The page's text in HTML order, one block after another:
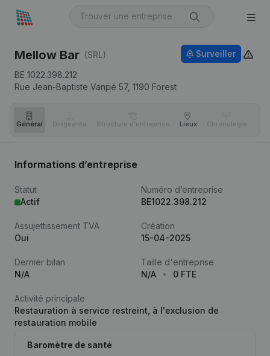
Mellow Bar (SRL)
BE 1022.398.212
Rue Jean-Baptiste Vanpé 57, 1190 Forest
Surveiller
Général Dirigeants Structure d'entreprise Lieux Chronologie
Informations d’entreprise
Statut
Actif
Numéro d’entreprise
BE1022.398.212
Assujettissement TVA
Oui
Création
15-04-2025
Dernier bilan
N/A
Taille d'entreprise
N/A
0 FTE
Activité principale
Restauration à service restreint, à l'exclusion de
restauration mobile
Baromètre de santé